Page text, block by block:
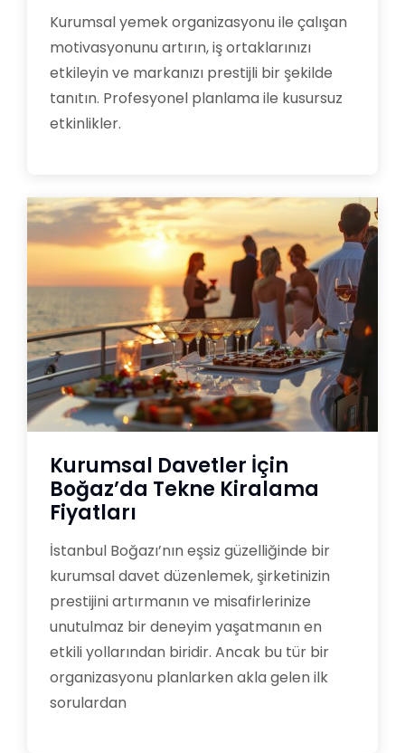
Kurumsal yemek organizasyonu ile çalışan
motivasyonunu artırın, iş ortaklarınızı
etkileyin ve markanızı prestijli bir şekilde
tanıtın. Profesyonel planlama ile kusursuz
etkinlikler.
Kurumsal Davetler İçin
Boğaz’da Tekne Kiralama
Fiyatları
İstanbul Boğazı’nın eşsiz güzelliğinde bir
kurumsal davet düzenlemek, şirketinizin
prestijini artırmanın ve misafirlerinize
unutulmaz bir deneyim yaşatmanın en
etkili yollarından biridir. Ancak bu tür bir
organizasyonu planlarken akla gelen ilk
sorulardan